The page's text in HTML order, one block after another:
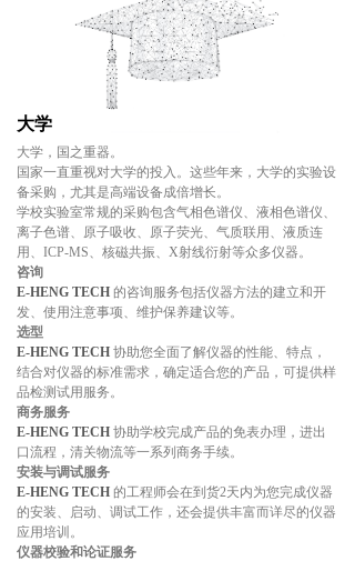
大学
大学，国之重器。
国家一直重视对大学的投入。这些年来，大学的实验设
备采购，尤其是高端设备成倍增长。
学校实验室常规的采购包含气相色谱仪、液相色谱仪、
离子色谱、原子吸收、原子荧光、气质联用、液质连
用、ICP-MS、核磁共振、X射线衍射等众多仪器。
咨询
E-HENG TECH 的咨询服务包括仪器方法的建立和开
发、使用注意事项、维护保养建议等。
选型
E-HENG TECH 协助您全面了解仪器的性能、特点，
结合对仪器的标准需求，确定适合您的产品，可提供样
品检测试用服务。
商务服务
E-HENG TECH 协助学校完成产品的免表办理，进出
口流程，清关物流等一系列商务手续。
安装与调试服务
E-HENG TECH 的工程师会在到货2天内为您完成仪器
的安装、启动、调试工作，还会提供丰富而详尽的仪器
应用培训。
仪器校验和论证服务